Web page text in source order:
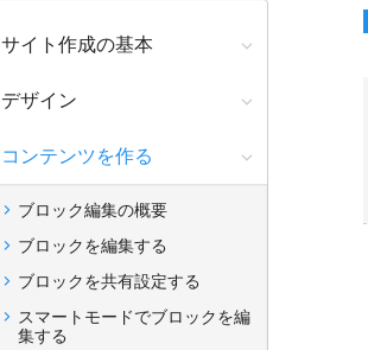
サイト作成の基本
デザイン
コンテンツを作る
ブロック編集の概要
ブロックを編集する
ブロックを共有設定する
スマートモードでブロックを編
集する